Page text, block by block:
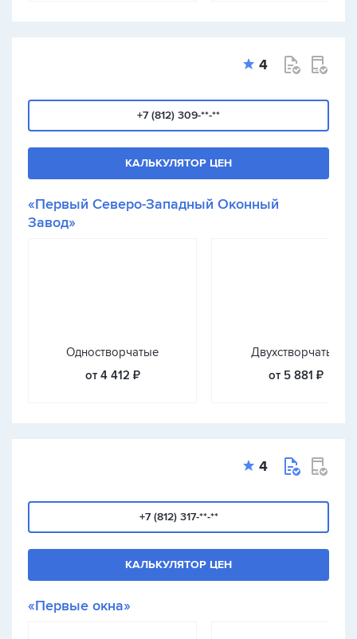
4
+7 (812) 309-**-**
КАЛЬКУЛЯТОР ЦЕН
«Первый Северо-Западный Оконный
Завод»
Одностворчатые
от 4 412 ₽
Двухстворчатые
от 5 881 ₽
4
+7 (812) 317-**-**
КАЛЬКУЛЯТОР ЦЕН
«Первые окна»